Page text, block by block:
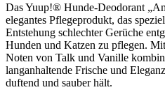
Das Yuup!® Hunde-Deodorant
elegantes Pflegeprodukt, das
Entstehung schlechter Gerüche
Hunden und Katzen zu pflegen.
Noten von Talk und Vanille
langanhaltende Frische und
duftend und sauber hält.